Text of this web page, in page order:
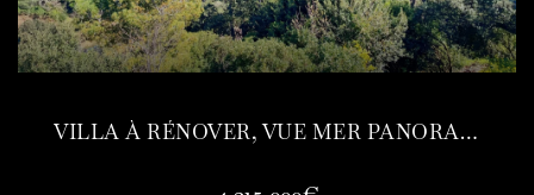
VILLA À RÉNOVER, VUE MER PANORAMIQUE